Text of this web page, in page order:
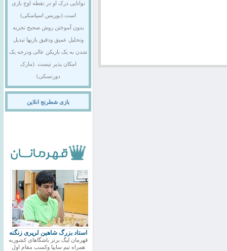
توانایی درک او در نقطه اوج بازی
است.(بوریس اسپاسکی)
بدون آموختن روش صحیح تجزیه
وتحلیل عمیق ودقیق بازیها تبدیل
شدن به یک بازیکن عالی ودرجه یک
امکان پذیر نیست .(مارک
دورتسکی)
بازی شطرنج انلاین
استاد بزرگ شاهین لرپری زنگنه
قهرمان لیگ برتر باشگاهای کشوربه
همراه تیم سایپا وکسب مقام اول